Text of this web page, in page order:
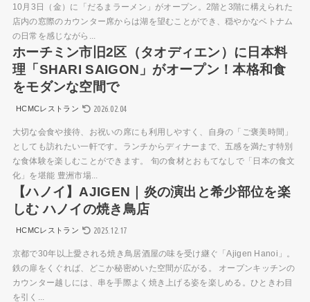
10月3日（金）に「だるまラーメン」がオープン。2階と3階に構えられた
店内の窓際のカウンター席からは湖を望むことができ、穏やかなベトナム
の日常を感じながら...
ホーチミン市旧2区（タオディエン）に日本料
理「SHARI SAIGON」がオープン！本格和食
をモダンな空間で
HCMCレストラン 2026.02.04
大切な会食や接待、お祝いの席にも利用しやすく、自身の「ご褒美時間」
としても訪れたい一軒です。ランチからディナーまで、五感を満たす特別
な食体験を楽しむことができます。 旬の食材とおもてなしで「日本の食文
化」を堪能 豊洲市場...
【ハノイ】AJIGEN｜炎の演出と希少部位を楽
しむ ハノイの焼き鳥店
HCMCレストラン 2025.12.17
京都で30年以上愛される焼き鳥居酒屋の味を受け継ぐ「Ajigen Hanoi」。
鉄の扉をくぐれば、どこか秘密めいた空間が広がる。 オープンキッチンの
カウンター越しには、串を手際よく焼き上げる姿を楽しめる。ひときわ目
を引く...